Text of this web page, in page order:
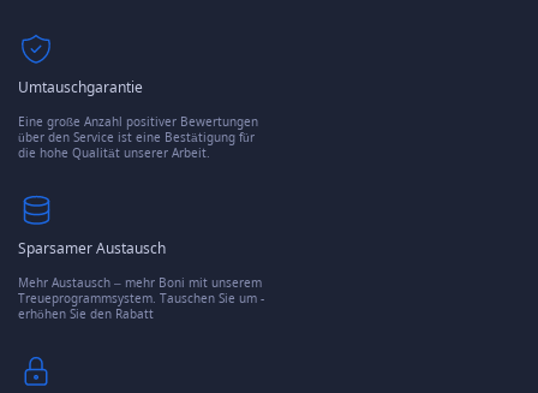
Umtauschgarantie
Eine große Anzahl positiver Bewertungen
über den Service ist eine Bestätigung für
die hohe Qualität unserer Arbeit.
Sparsamer Austausch
Mehr Austausch – mehr Boni mit unserem
Treueprogrammsystem. Tauschen Sie um -
erhöhen Sie den Rabatt